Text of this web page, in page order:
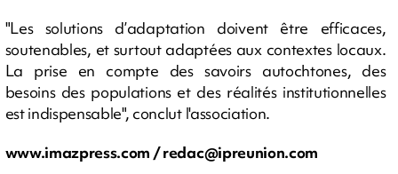
"Les solutions d’adaptation doivent être efficaces,
soutenables, et surtout adaptées aux contextes locaux.
La prise en compte des savoirs autochtones, des
besoins des populations et des réalités institutionnelles
est indispensable", conclut l'association.
www.imazpress.com /redac@ipreunion.com